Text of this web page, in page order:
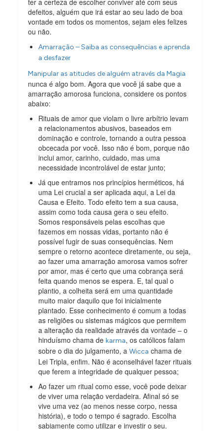
defeitos, alguém que irá estar ao seu lado de boa
vontade em todos os momentos, sejam eles felizes
ou não.
Amarração – Saiba as consequências e aprenda
a desfazer
Manipular as atitudes de alguém através da Magia
nunca é algo bom. Agora que você já sabe que a
amarração amorosa funciona, considere os pontos
abaixo:
Rituais de amor que violam o livre arbítrio levam
a relacionamentos abusivos, baseados em
dominação e controle, tornando a outra pessoa
obcecada por você. Isso não é bom, porque não
inclui amor, carinho, cuidado, mas uma
necessidade incontrolável de estar junto;
Já que entramos nos princípios herméticos, há
uma Lei crucial a ser aplicada aqui, a Lei da
Causa e Efeito. Todo efeito tem a sua causa,
assim como toda causa gera o seu efeito.
Somos responsáveis pelas escolhas que
fazemos em nossas vidas, portanto não é
possível fugir de suas consequências. Nem
sempre o retorno acontece diretamente, ou seja,
ao fazer uma amarração amorosa vamos sofrer
por amor, mas é certo que uma cobrança será
feita quando menos se espera. E, tal qual o
plantio, a colheita será em uma quantidade
muito maior daquilo que foi inicialmente
plantado. Esse conhecimento é comum a todas
as religiões ou sistemas mágicos que permitem
a alteração da realidade através da vontade – o
hinduísmo chama dekarma, os católicos falam
sobre o dia do julgamento, aWicca chama de
Lei Tripla, enfim. Não é aconselhável fazer rituais
que ferem a integridade de qualquer pessoa;
Ao fazer um ritual como esse, você pode deixar
de viver uma relação verdadeira. Afinal só se
vive uma vez (ao menos nesse corpo, nessa
história), e todo o tempo é sagrado. Escolha
sabiamente como utilizar e investir o seu.